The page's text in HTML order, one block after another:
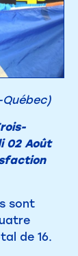
02 Août
sont
de 16.